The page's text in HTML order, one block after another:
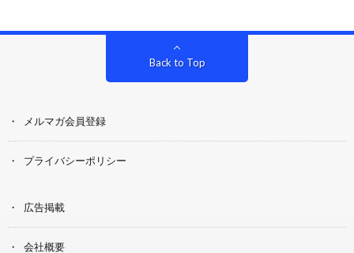
Back to Top
メルマガ会員登録
プライバシーポリシー
広告掲載
会社概要